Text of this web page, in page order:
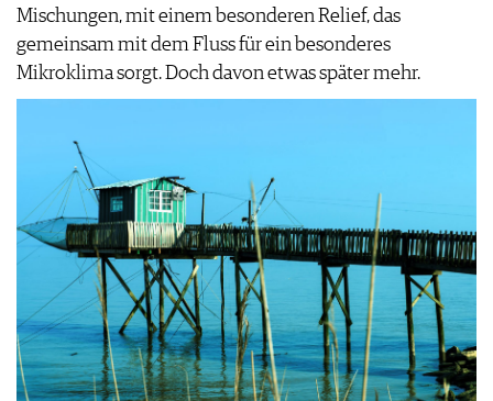
Mischungen, mit einem besonderen Relief, das
gemeinsam mit dem Fluss für ein besonderes
Mikroklima sorgt. Doch davon etwas später mehr.